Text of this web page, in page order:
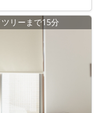
リーまで15分